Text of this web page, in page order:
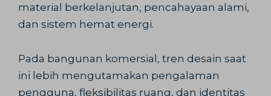
material berkelanjutan, pencahayaan alami,
dan sistem hemat energi.
Pada bangunan komersial, tren desain saat
ini lebih mengutamakan pengalaman
pengguna, fleksibilitas ruang, dan identitas